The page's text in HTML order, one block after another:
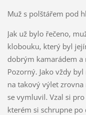
Muž s polštářem pod
Jak už bylo řečeno,
klobouku, který byl
dobrým kamarádem a
Pozorný. Jako vždy
na takový výlet
se vymluvil. Vzal si
kterém si schrupne